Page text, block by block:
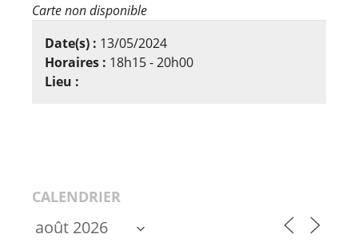
Carte non disponible
Date(s) : 13/05/2024
Horaires : 18h15 - 20h00
Lieu :
CALENDRIER